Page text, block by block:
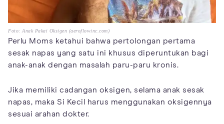
Foto: Anak Pakai Oksigen (aeroflowinc.com)
Perlu Moms ketahui bahwa pertolongan pertama
sesak napas yang satu ini khusus diperuntukan bagi
anak-anak dengan masalah paru-paru kronis.
Jika memiliki cadangan oksigen, selama anak sesak
napas, maka Si Kecil harus menggunakan oksigennya
sesuai arahan dokter.